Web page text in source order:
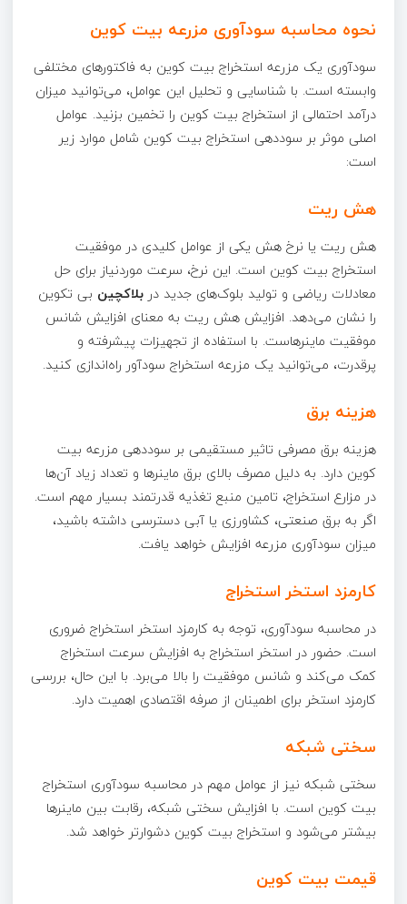
نحوه محاسبه سودآوری مزرعه بیت کوین
سودآوری یک مزرعه استخراج بیت کوین به فاکتورهای مختلفی
وابسته است. با شناسایی و تحلیل این عوامل، می‌توانید میزان
درآمد احتمالی از استخراج بیت کوین را تخمین بزنید. عوامل
اصلی موثر بر سوددهی استخراج بیت کوین شامل موارد زیر
است:
هش ریت
هش ریت یا نرخ هش یکی از عوامل کلیدی در موفقیت
استخراج بیت کوین است. این نرخ، سرعت موردنیاز برای حل
معادلات ریاضی و تولید بلوک‌های جدید در بلاکچین بی تکوین
را نشان می‌دهد. افزایش هش ریت به معنای افزایش شانس
موفقیت ماینرهاست. با استفاده از تجهیزات پیشرفته و
پرقدرت، می‌توانید یک مزرعه استخراج سودآور راه‌اندازی کنید.
هزینه برق
هزینه برق مصرفی تاثیر مستقیمی بر سوددهی مزرعه بیت
کوین دارد. به دلیل مصرف بالای برق ماینرها و تعداد زیاد آن‌ها
در مزارع استخراج، تامین منبع تغذیه قدرتمند بسیار مهم است.
اگر به برق صنعتی، کشاورزی یا آبی دسترسی داشته باشید،
میزان سودآوری مزرعه افزایش خواهد یافت.
کارمزد استخر استخراج
در محاسبه سودآوری، توجه به کارمزد استخر استخراج ضروری
است. حضور در استخر استخراج به افزایش سرعت استخراج
کمک می‌کند و شانس موفقیت را بالا می‌برد. با این حال، بررسی
کارمزد استخر برای اطمینان از صرفه اقتصادی اهمیت دارد.
سختی شبکه
سختی شبکه نیز از عوامل مهم در محاسبه سودآوری استخراج
بیت کوین است. با افزایش سختی شبکه، رقابت بین ماینرها
بیشتر می‌شود و استخراج بیت کوین دشوارتر خواهد شد.
قیمت بیت کوین